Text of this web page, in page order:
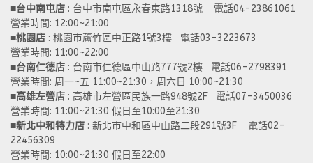
■台中南屯店 : 台中市南屯區永春東路1318號    電話04-23861061
營業時間: 12:00~21:00
■桃園店 : 桃園市蘆竹區中正路1號3樓   電話03-3223673
營業時間: 11:00~22:00
■台南仁德店 : 台南市仁德區中山路777號2樓   電話06-2798391
營業時間: 周一~五 11:00~21:30，周六日 10:00~21:30
■高雄左營店 : 高雄市左營區民族一路948號2F   電話07-3450036
營業時間: 11:00~21:30 假日至10:00至21:30
■新北中和特力店 : 新北市中和區中山路二段291號3F    電話02-
22456309
營業時間: 10:00~21:30 假日至22:00